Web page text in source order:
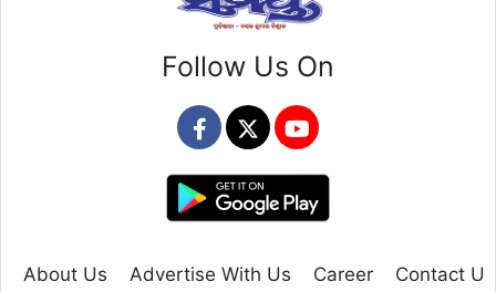
Follow Us On
About Us Advertise With Us Career Contact Us